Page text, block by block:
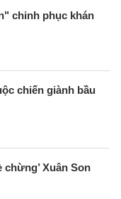
chinh phục khán
chiến giành bầu
chừng’ Xuân Son